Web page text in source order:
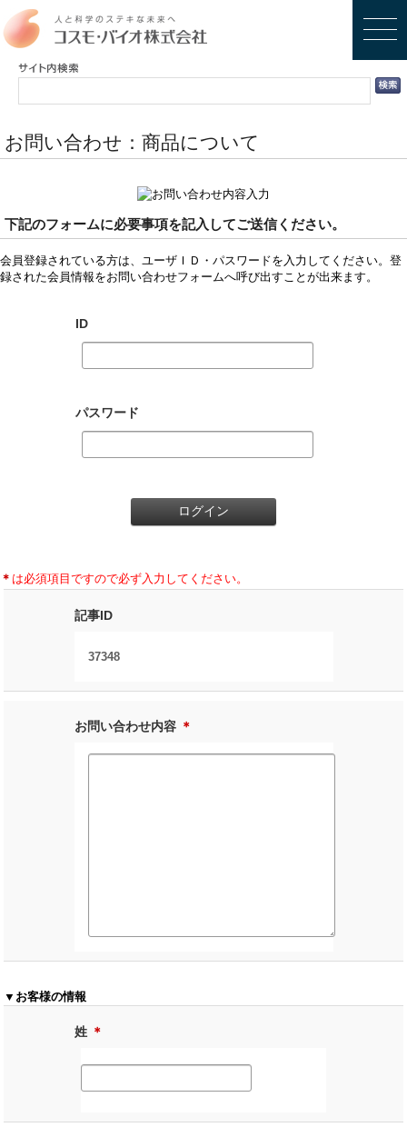
お問い合わせ：商品について
下記のフォームに必要事項を記入してご送信ください。
会員登録されている方は、ユーザＩＤ・パスワードを入力してください。登
録された会員情報をお問い合わせフォームへ呼び出すことが出来ます。
ID
パスワード
＊ は必須項目ですので必ず入力してください。
記事ID
37348
お問い合わせ内容 ＊
▼お客様の情報
姓 ＊